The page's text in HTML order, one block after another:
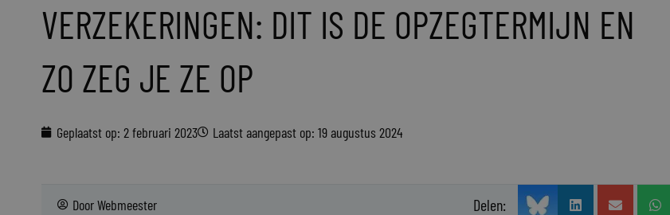
VERZEKERINGEN: DIT IS DE OPZEGTERMIJN EN
ZO ZEG JE ZE OP
Geplaatst op: 2 februari 2023 Laatst aangepast op: 19 augustus 2024
DoorWebmeester Delen: